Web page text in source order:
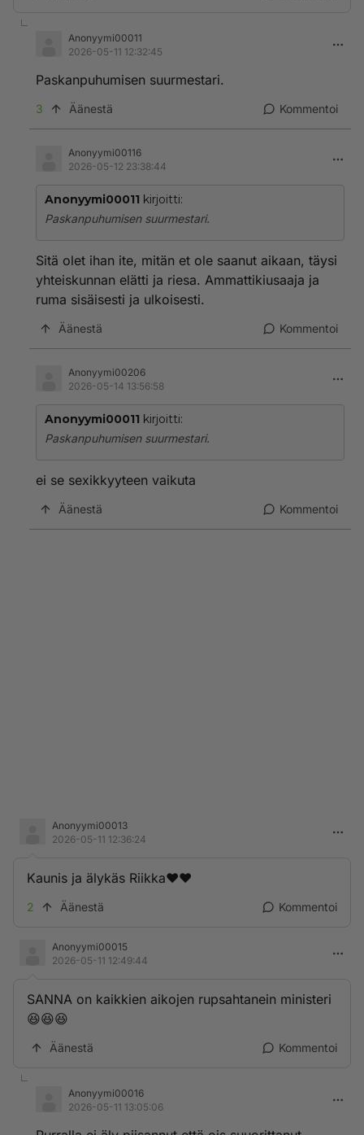
Anonyymi00011
2026-05-11 12:32:45
Paskanpuhumisen suurmestari.
3 Äänestä Kommentoi
Anonyymi00116
2026-05-12 23:38:44
Anonyymi00011 kirjoitti:
Paskanpuhumisen suurmestari.
Sitä olet ihan ite, mitän et ole saanut aikaan, täysi
yhteiskunnan elätti ja riesa. Ammattikiusaaja ja
ruma sisäisesti ja ulkoisesti.
Äänestä Kommentoi
Anonyymi00206
2026-05-14 13:56:58
Anonyymi00011 kirjoitti:
Paskanpuhumisen suurmestari.
ei se sexikkyyteen vaikuta
Äänestä Kommentoi
Anonyymi00013
2026-05-11 12:36:24
Kaunis ja älykäs Riikka❤️❤️
2 Äänestä Kommentoi
Anonyymi00015
2026-05-11 12:49:44
SANNA on kaikkien aikojen rupsahtanein ministeri
😆😆😆
Äänestä Kommentoi
Anonyymi00016
2026-05-11 13:05:06